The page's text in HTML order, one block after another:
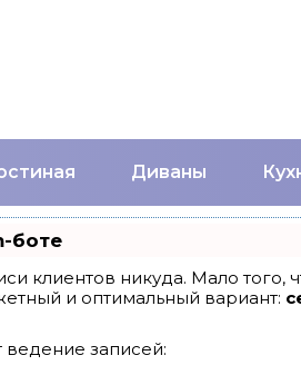
Диваны
боте
клиентов никуда. Мало
и оптимальный вариант:
ведение записей: